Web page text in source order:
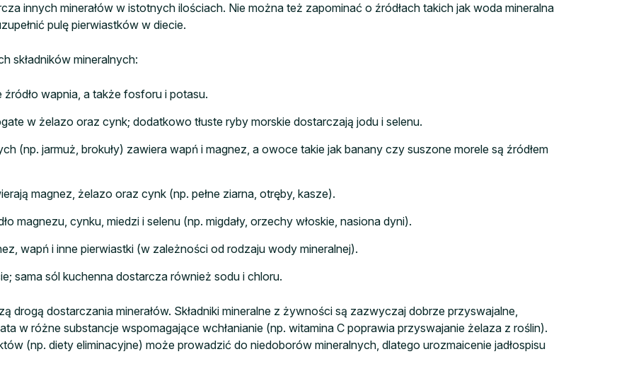
innych minerałów w istotnych ilościach. Nie można też zapominać o źródłach takich jak woda mineralna
pulę pierwiastków w diecie.
składników mineralnych:
źródło wapnia, a także fosforu i potasu.
w żelazo oraz cynk; dodatkowo tłuste ryby morskie dostarczają jodu i selenu.
(np. jarmuż, brokuły) zawiera wapń i magnez, a owoce takie jak banany czy suszone morele są źródłem
magnez, żelazo oraz cynk (np. pełne ziarna, otręby, kasze).
magnezu, cynku, miedzi i selenu (np. migdały, orzechy włoskie, nasiona dyni).
wapń i inne pierwiastki (w zależności od rodzaju wody mineralnej).
sama sól kuchenna dostarcza również sodu i chloru.
drogą dostarczania minerałów. Składniki mineralne z żywności są zazwyczaj dobrze przyswajalne,
w różne substancje wspomagające wchłanianie (np. witamina C poprawia przyswajanie żelaza z roślin).
(np. diety eliminacyjne) może prowadzić do niedoborów mineralnych, dlatego urozmaicenie jadłospisu